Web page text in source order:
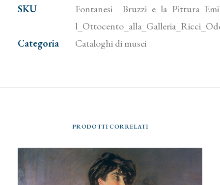
dell'Ottocento
SKU
Categoria
Cataloghi di musei
PRODOTTI CORRELATI